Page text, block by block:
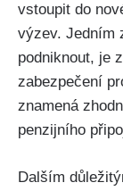
vstoupit do
výzev. Jedním
podniknout, je
zabezpečení
znamená
penzijního
Dalším